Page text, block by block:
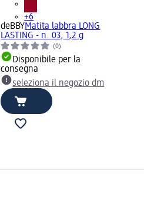
+6
deBBYMatita labbra LONG
LASTING - n. 03, 1,2 g
(0)
Disponibile per la
consegna
seleziona il negozio dm